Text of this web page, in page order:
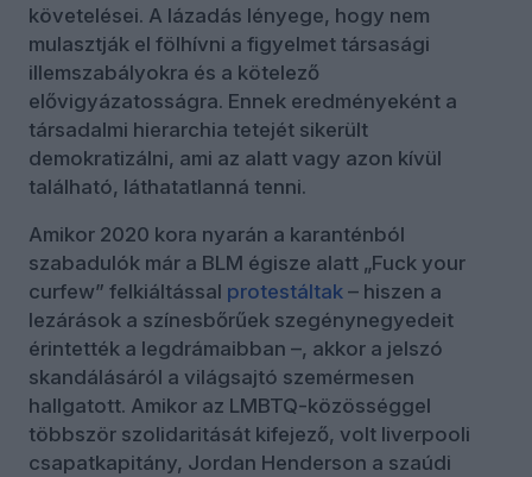
követelései. A lázadás lényege, hogy nem
mulasztják el fölhívni a figyelmet társasági
illemszabályokra és a kötelező
elővigyázatosságra. Ennek eredményeként a
társadalmi hierarchia tetejét sikerült
demokratizálni, ami az alatt vagy azon kívül
található, láthatatlanná tenni.
Amikor 2020 kora nyarán a karanténból
szabadulók már a BLM égisze alatt „Fuck your
curfew” felkiáltással protestáltak – hiszen a
lezárások a színesbőrűek szegénynegyedeit
érintették a legdrámaibban –, akkor a jelszó
skandálásáról a világsajtó szemérmesen
hallgatott. Amikor az LMBTQ-közösséggel
többször szolidaritását kifejező, volt liverpooli
csapatkapitány, Jordan Henderson a szaúdi